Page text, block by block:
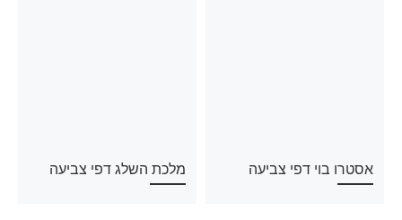
אסטרו בוי דפי צביעה מלכת השלג דפי צביעה